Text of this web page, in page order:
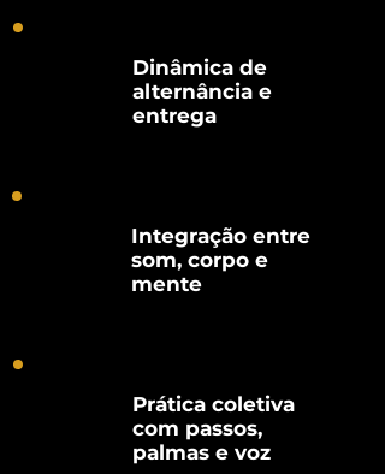
Dinâmica de
alternância e
entrega
Integração entre
som, corpo e
mente
Prática coletiva
com passos,
palmas e voz